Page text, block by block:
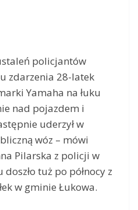
policjantów
zdarzenia 28-latek
Yamaha na łuku
nad pojazdem i
uderzył w
wóz – mówi
Pilarska z policji w
tuż po północy z
w gminie Łukowa.